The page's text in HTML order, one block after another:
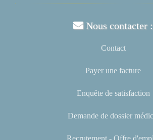
Nous contacter :
Contact
Payer une facture
Enquête de satisfaction
Demande de dossier
Recrutement - Offre